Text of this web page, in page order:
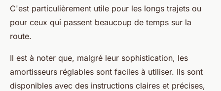
C'est particulièrement utile pour les longs trajets ou
pour ceux qui passent beaucoup de temps sur la
route.
Il est à noter que, malgré leur sophistication, les
amortisseurs réglables sont faciles à utiliser. Ils sont
disponibles avec des instructions claires et précises,